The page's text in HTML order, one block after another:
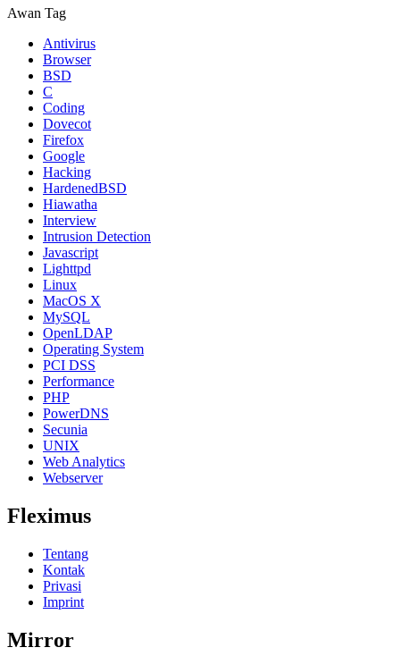
Awan Tag
Antivirus
Browser
BSD
C
Coding
Dovecot
Firefox
Google
Hacking
HardenedBSD
Hiawatha
Interview
Intrusion Detection
Javascript
Lighttpd
Linux
MacOS X
MySQL
OpenLDAP
Operating System
PCI DSS
Performance
PHP
PowerDNS
Secunia
UNIX
Web Analytics
Webserver
Fleximus
Tentang
Kontak
Privasi
Imprint
Mirror